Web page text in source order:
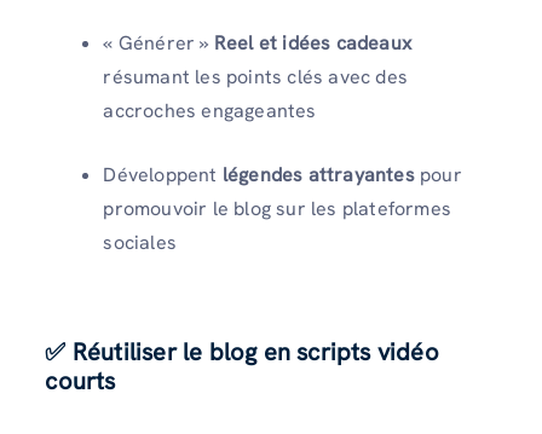
« Générer » Reel et idées cadeaux
résumant les points clés avec des
accroches engageantes
Développent légendes attrayantespour
promouvoir le blog sur les plateformes
sociales
✅ Réutiliser le blog en scripts vidéo
courts